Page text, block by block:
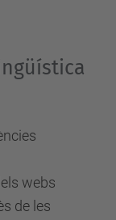
webs
de les